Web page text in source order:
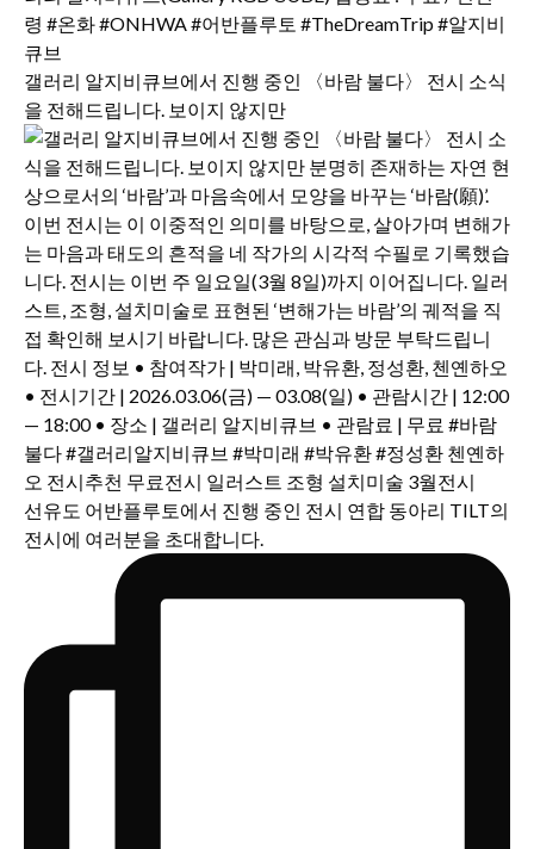
갤러리 알지비큐브에서 진행 중인 〈바람 불다〉 전시 소식
을 전해드립니다. 보이지 않지만
선유도 어반플루토에서 진행 중인 전시 연합 동아리 TILT의
전시에 여러분을 초대합니다.